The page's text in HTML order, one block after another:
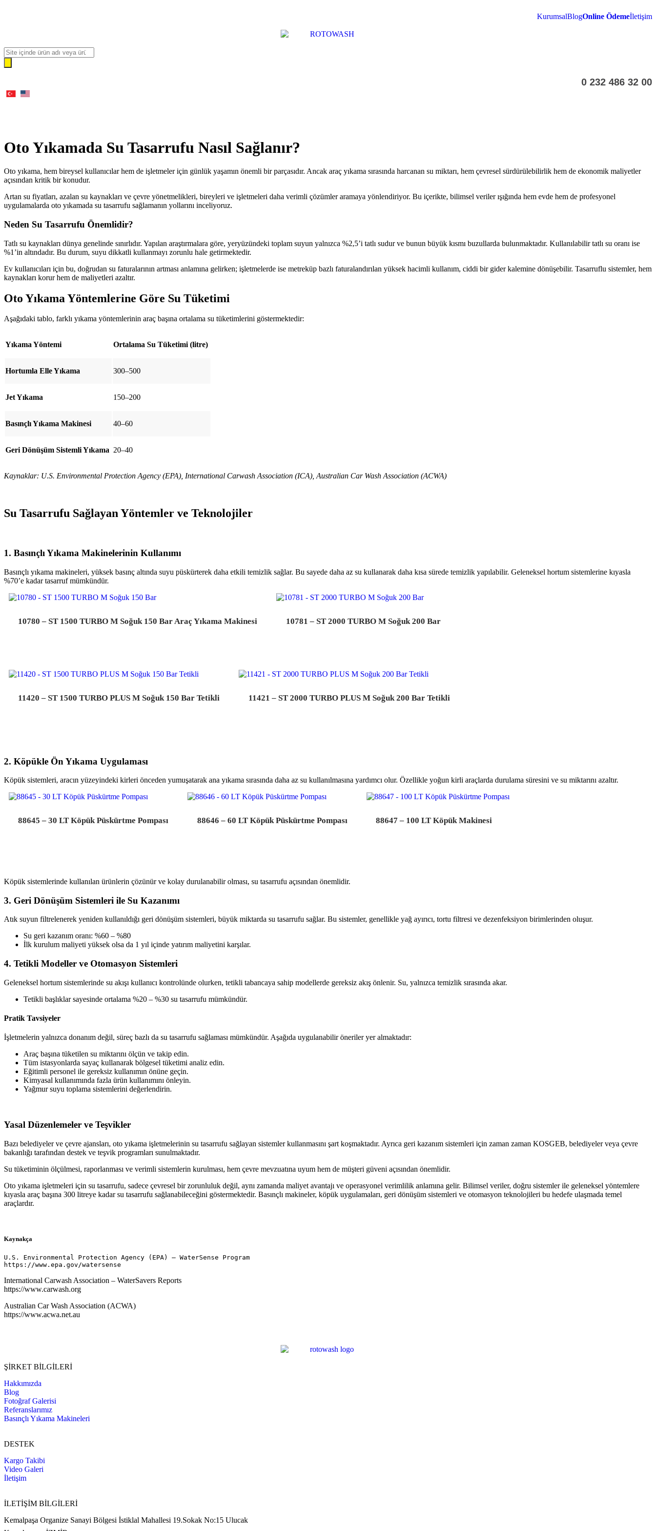
KurumsalBlogOnline Ödemeİletişim
0 232 486 32 00
Oto Yıkamada Su Tasarrufu Nasıl Sağlanır?
Oto yıkama, hem bireysel kullanıcılar hem de işletmeler için günlük yaşamın önemli bir parçasıdır. Ancak araç yıkama sırasında harcanan su miktarı, hem çevresel sürdürülebilirlik hem de ekonomik maliyetler
açısından kritik bir konudur.
Artan su fiyatları, azalan su kaynakları ve çevre yönetmelikleri, bireyleri ve işletmeleri daha verimli çözümler aramaya yönlendiriyor. Bu içerikte, bilimsel veriler ışığında hem evde hem de profesyonel
uygulamalarda oto yıkamada su tasarrufu sağlamanın yollarını inceliyoruz.
Neden Su Tasarrufu Önemlidir?
Tatlı su kaynakları dünya genelinde sınırlıdır. Yapılan araştırmalara göre, yeryüzündeki toplam suyun yalnızca %2,5’i tatlı sudur ve bunun büyük kısmı buzullarda bulunmaktadır. Kullanılabilir tatlı su oranı ise
%1’in altındadır. Bu durum, suyu dikkatli kullanmayı zorunlu hale getirmektedir.
Ev kullanıcıları için bu, doğrudan su faturalarının artması anlamına gelirken; işletmelerde ise metreküp bazlı faturalandırılan yüksek hacimli kullanım, ciddi bir gider kalemine dönüşebilir. Tasarruflu sistemler, hem
kaynakları korur hem de maliyetleri azaltır.
Oto Yıkama Yöntemlerine Göre Su Tüketimi
Aşağıdaki tablo, farklı yıkama yöntemlerinin araç başına ortalama su tüketimlerini göstermektedir:
Yıkama Yöntemi Ortalama Su Tüketimi (litre)
Hortumla Elle Yıkama 300–500
Jet Yıkama 150–200
Basınçlı Yıkama Makinesi 40–60
Geri Dönüşüm Sistemli Yıkama 20–40
Kaynaklar: U.S. Environmental Protection Agency (EPA), International Carwash Association (ICA), Australian Car Wash Association (ACWA)
Su Tasarrufu Sağlayan Yöntemler ve Teknolojiler
1. Basınçlı Yıkama Makinelerinin Kullanımı
Basınçlı yıkama makineleri, yüksek basınç altında suyu püskürterek daha etkili temizlik sağlar. Bu sayede daha az su kullanarak daha kısa sürede temizlik yapılabilir. Geleneksel hortum sistemlerine kıyasla
%70’e kadar tasarruf mümkündür.
10780 – ST 1500 TURBO M Soğuk 150 Bar Araç Yıkama Makinesi 10781 – ST 2000 TURBO M Soğuk 200 Bar
11420 – ST 1500 TURBO PLUS M Soğuk 150 Bar Tetikli 11421 – ST 2000 TURBO PLUS M Soğuk 200 Bar Tetikli
2. Köpükle Ön Yıkama Uygulaması
Köpük sistemleri, aracın yüzeyindeki kirleri önceden yumuşatarak ana yıkama sırasında daha az su kullanılmasına yardımcı olur. Özellikle yoğun kirli araçlarda durulama süresini ve su miktarını azaltır.
88645 – 30 LT Köpük Püskürtme Pompası 88646 – 60 LT Köpük Püskürtme Pompası 88647 – 100 LT Köpük Makinesi
Köpük sistemlerinde kullanılan ürünlerin çözünür ve kolay durulanabilir olması, su tasarrufu açısından önemlidir.
3. Geri Dönüşüm Sistemleri ile Su Kazanımı
Atık suyun filtrelenerek yeniden kullanıldığı geri dönüşüm sistemleri, büyük miktarda su tasarrufu sağlar. Bu sistemler, genellikle yağ ayırıcı, tortu filtresi ve dezenfeksiyon birimlerinden oluşur.
Su geri kazanım oranı: %60 – %80
İlk kurulum maliyeti yüksek olsa da 1 yıl içinde yatırım maliyetini karşılar.
4. Tetikli Modeller ve Otomasyon Sistemleri
Geleneksel hortum sistemlerinde su akışı kullanıcı kontrolünde olurken, tetikli tabancaya sahip modellerde gereksiz akış önlenir. Su, yalnızca temizlik sırasında akar.
Tetikli başlıklar sayesinde ortalama %20 – %30 su tasarrufu mümkündür.
Pratik Tavsiyeler
İşletmelerin yalnızca donanım değil, süreç bazlı da su tasarrufu sağlaması mümkündür. Aşağıda uygulanabilir öneriler yer almaktadır:
Araç başına tüketilen su miktarını ölçün ve takip edin.
Tüm istasyonlarda sayaç kullanarak bölgesel tüketimi analiz edin.
Eğitimli personel ile gereksiz kullanımın önüne geçin.
Kimyasal kullanımında fazla ürün kullanımını önleyin.
Yağmur suyu toplama sistemlerini değerlendirin.
Yasal Düzenlemeler ve Teşvikler
Bazı belediyeler ve çevre ajansları, oto yıkama işletmelerinin su tasarrufu sağlayan sistemler kullanmasını şart koşmaktadır. Ayrıca geri kazanım sistemleri için zaman zaman KOSGEB, belediyeler veya çevre
bakanlığı tarafından destek ve teşvik programları sunulmaktadır.
Su tüketiminin ölçülmesi, raporlanması ve verimli sistemlerin kurulması, hem çevre mevzuatına uyum hem de müşteri güveni açısından önemlidir.
Oto yıkama işletmeleri için su tasarrufu, sadece çevresel bir zorunluluk değil, aynı zamanda maliyet avantajı ve operasyonel verimlilik anlamına gelir. Bilimsel veriler, doğru sistemler ile geleneksel yöntemlere
kıyasla araç başına 300 litreye kadar su tasarrufu sağlanabileceğini göstermektedir. Basınçlı makineler, köpük uygulamaları, geri dönüşüm sistemleri ve otomasyon teknolojileri bu hedefe ulaşmada temel
araçlardır.
Kaynakça
U.S. Environmental Protection Agency (EPA) – WaterSense Program
https://www.epa.gov/watersense
International Carwash Association – WaterSavers Reports
https://www.carwash.org
Australian Car Wash Association (ACWA)
https://www.acwa.net.au
ŞİRKET BİLGİLERİ
Hakkımızda
Blog
Fotoğraf Galerisi
Referanslarımız
Basınçlı Yıkama Makineleri
DESTEK
Kargo Takibi
Video Galeri
İletişim
İLETİŞİM BİLGİLERİ
Kemalpaşa Organize Sanayi Bölgesi İstiklal Mahallesi 19.Sokak No:15 Ulucak